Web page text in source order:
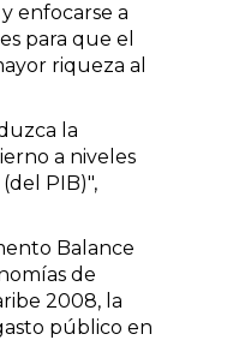
enfocarse a
para que el
riqueza al
la
a niveles
PIB)",
Balance
de
2008, la
público en